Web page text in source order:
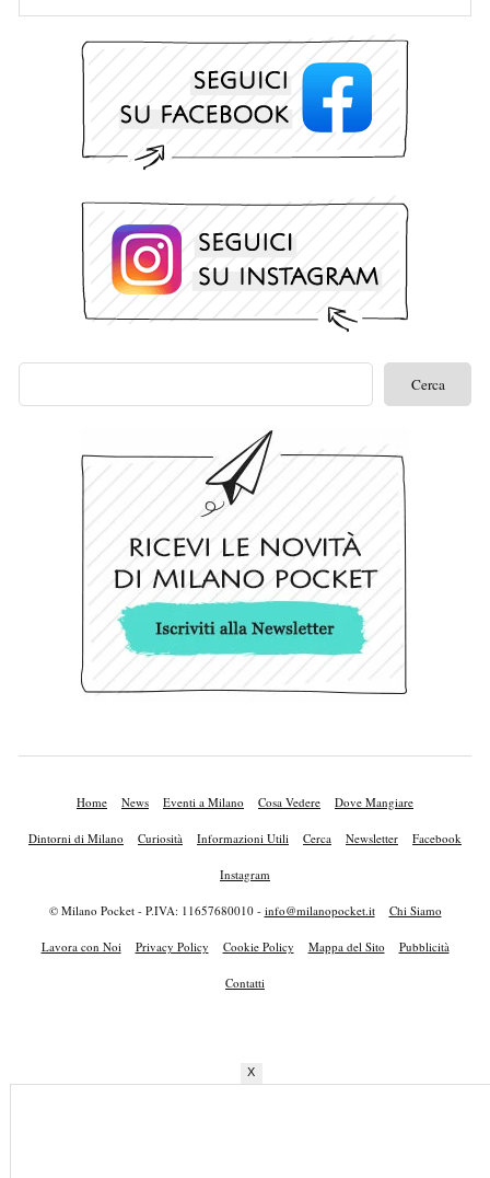
Home News Eventi a Milano Cosa Vedere Dove Mangiare
Dintorni di Milano Curiosità Informazioni Utili Cerca Newsletter Facebook
Instagram
© Milano Pocket - P.IVA: 11657680010 - info@milanopocket.it Chi Siamo
Lavora con Noi Privacy Policy Cookie Policy Mappa del Sito Pubblicità
Contatti
X